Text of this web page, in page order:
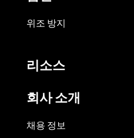
위조 방지
리소스
회사 소개
채용 정보